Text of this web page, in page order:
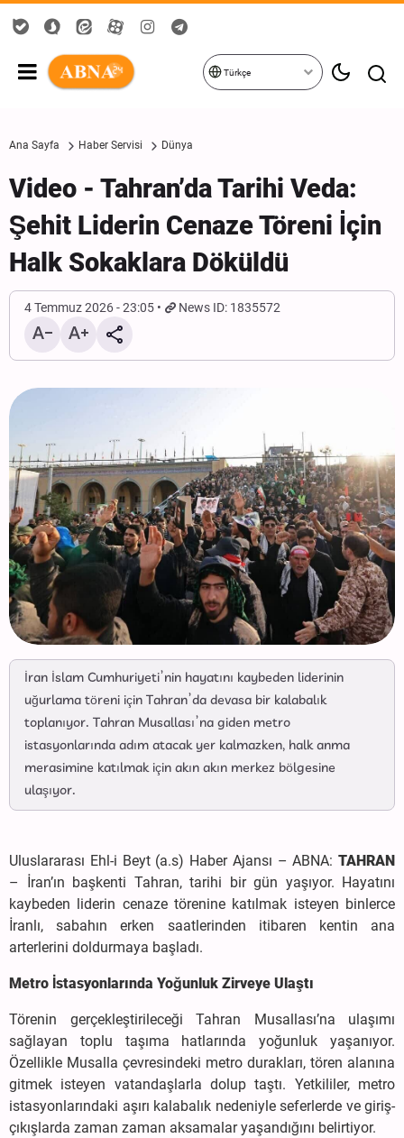
Türkçe
Ana Sayfa Haber Servisi Dünya
Video - Tahran’da Tarihi Veda:
Şehit Liderin Cenaze Töreni İçin
Halk Sokaklara Döküldü
4 Temmuz 2026 - 23:05 News ID: 1835572
İran İslam Cumhuriyeti’nin hayatını kaybeden liderinin
uğurlama töreni için Tahran’da devasa bir kalabalık
toplanıyor. Tahran Musallası’na giden metro
istasyonlarında adım atacak yer kalmazken, halk anma
merasimine katılmak için akın akın merkez bölgesine
ulaşıyor.
Uluslararası Ehl-i Beyt (a.s) Haber Ajansı – ABNA: TAHRAN
– İran’ın başkenti Tahran, tarihi bir gün yaşıyor. Hayatını
kaybeden liderin cenaze törenine katılmak isteyen binlerce
İranlı, sabahın erken saatlerinden itibaren kentin ana
arterlerini doldurmaya başladı.
Metro İstasyonlarında Yoğunluk Zirveye Ulaştı
Törenin gerçekleştirileceği Tahran Musallası’na ulaşımı
sağlayan toplu taşıma hatlarında yoğunluk yaşanıyor.
Özellikle Musalla çevresindeki metro durakları, tören alanına
gitmek isteyen vatandaşlarla dolup taştı. Yetkililer, metro
istasyonlarındaki aşırı kalabalık nedeniyle seferlerde ve giriş-
çıkışlarda zaman zaman aksamalar yaşandığını belirtiyor.